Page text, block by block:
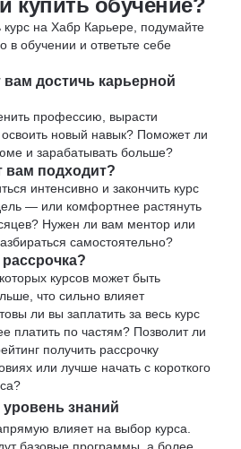
купить обучение?
на Хабр Карьере, подумайте
в обучении и ответьте себе
достичь карьерной
профессию, вырасти
новый навык? Поможет ли
и зарабатывать больше?
вам подходит?
интенсивно и закончить курс
— или комфортнее растянуть
Нужен ли вам ментор или
самостоятельно?
курсов может быть
что сильно влияет
ли вы заплатить за весь курс
платить по частям? Позволит ли
получить рассрочку
или лучше начать с короткого
знаний
влияет на выбор курса.